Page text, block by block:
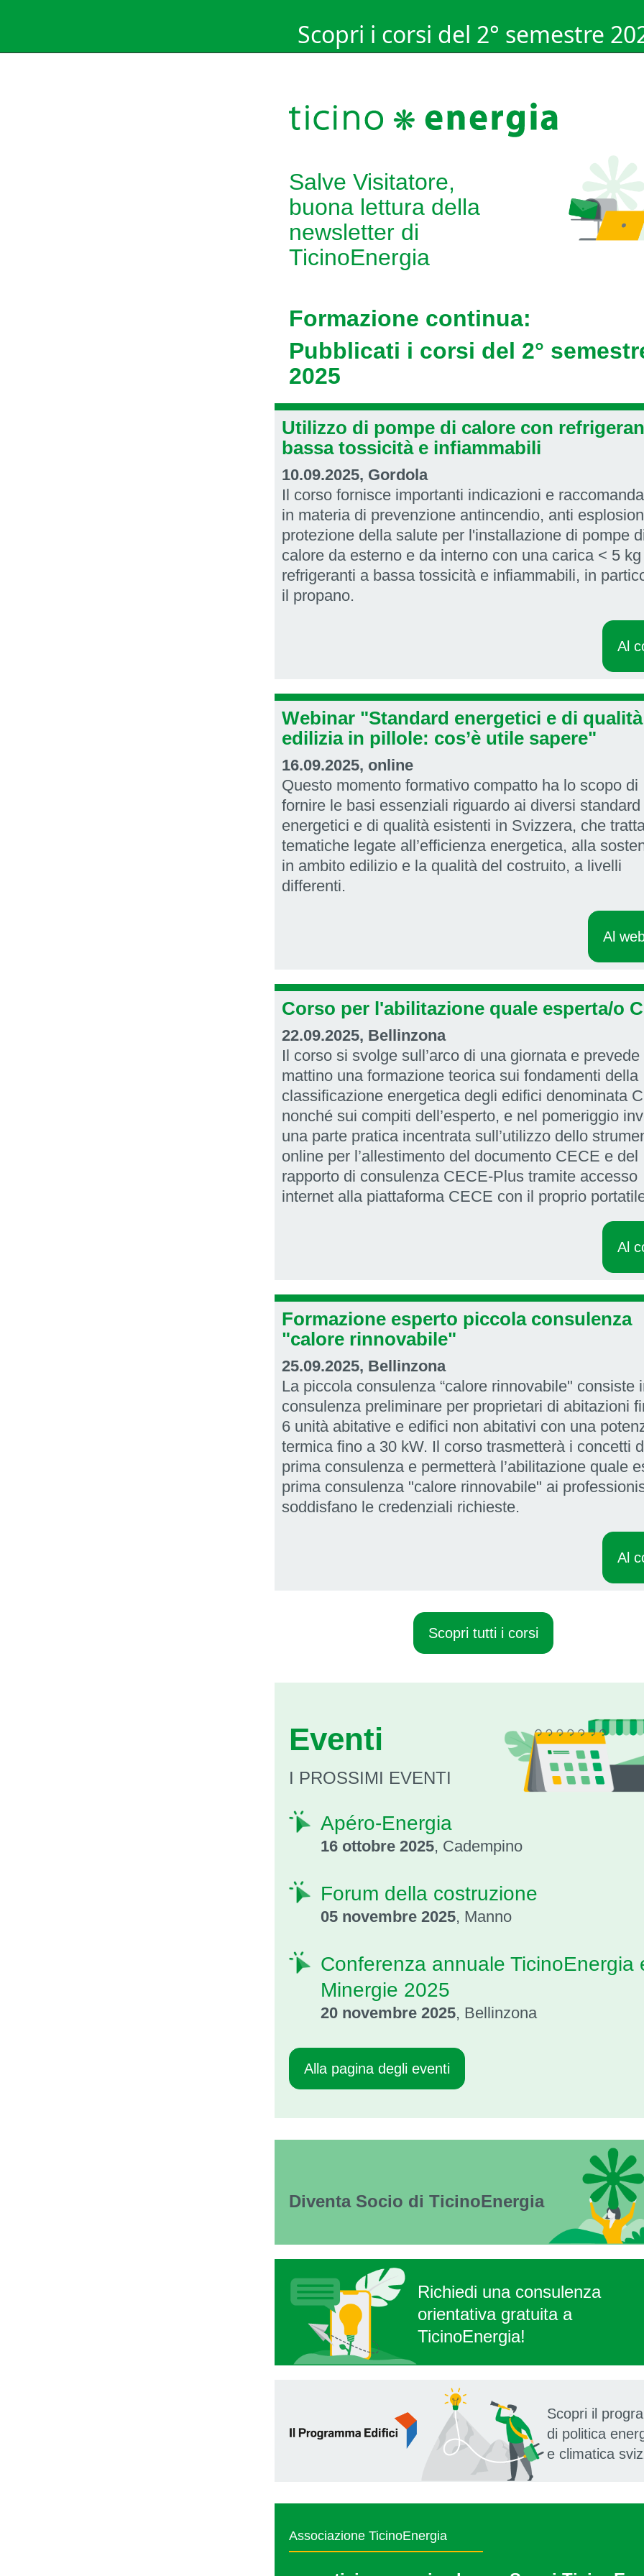
Scopri i corsi del 2° semestre
Salve Visitatore,
buona lettura della
newsletter di
TicinoEnergia
Formazione continua:
Pubblicati i corsi del 2°
2025
‍Utilizzo di pompe di calore con
bassa tossicità e infiammabili
10.09.2025, Gordola
Il corso fornisce importanti indicazioni e
in materia di prevenzione antincendio, anti
protezione della salute per l'installazione di pompe
calore da esterno e da interno con una carica < 5
refrigeranti a bassa tossicità e infiammabili, in
il propano.
Al
Webinar "Standard energetici e di qualità
edilizia in pillole: cos’è utile sapere"
16.09.2025, online
Questo momento formativo compatto ha lo scopo di
fornire le basi essenziali riguardo ai diversi standard
energetici e di qualità esistenti in Svizzera, che
tematiche legate all’efficienza energetica, alla
in ambito edilizio e la qualità del costruito, a livelli
differenti.
Al
Corso per l'abilitazione quale esperta/o
22.09.2025, Bellinzona
Il corso si svolge sull’arco di una giornata e prevede
mattino una formazione teorica sui fondamenti della
classificazione energetica degli edifici denominata
nonché sui compiti dell’esperto, e nel pomeriggio
una parte pratica incentrata sull’utilizzo dello
online per l’allestimento del documento CECE e del
rapporto di consulenza CECE-Plus tramite accesso
internet alla piattaforma CECE con il proprio
Al
Formazione esperto piccola consulenza
"calore rinnovabile"
25.09.2025, Bellinzona
La piccola consulenza “calore rinnovabile" consiste
consulenza preliminare per proprietari di abitazioni
6 unità abitative e edifici non abitativi con una
termica fino a 30 kW. Il corso trasmetterà i concetti
prima consulenza e permetterà l’abilitazione quale
prima consulenza "calore rinnovabile" ai
soddisfano le credenziali richieste.
Al
Scopri tutti i corsi
Eventi
I PROSSIMI EVENTI
Apéro-Energia
16 ottobre 2025, Cadempino
Forum della costruzione
05 novembre 2025, Manno
Conferenza annuale TicinoEnergia
Minergie 2025
20 novembre 2025, Bellinzona
Alla pagina degli eventi
Diventa Socio di TicinoEnergia
Richiedi una consulenza
orientativa gratuita a
TicinoEnergia!
Scopri il
di politica
e climatica
Associazione TicinoEnergia‍